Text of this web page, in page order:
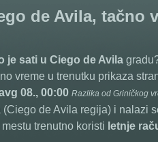
de Avila, tačno
je sati u Ciego de Avila
vreme u trenutku prikaza
08., 00:00 Razlika od Griničkog
(Ciego de Avila regija) i nalazi
trenutno koristi letnje